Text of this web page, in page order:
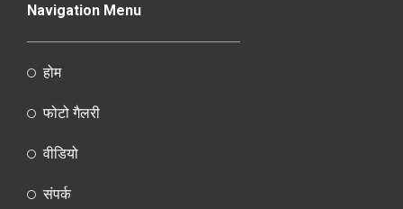
Navigation Menu
होम
फोटो गैलरी
वीडियो
संपर्क